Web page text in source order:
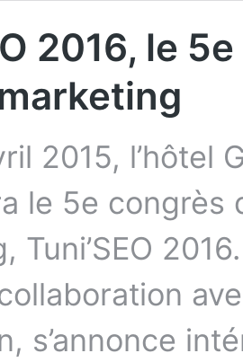
2016, le
2015, l’hôtel
le 5e congrès
Tuni’SEO
s’annonce